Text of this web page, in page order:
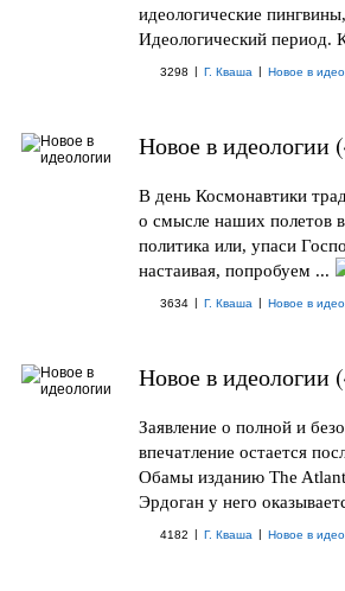
идеологические
Идеологический период.
3298 | Г. Кваша | Новое в
Новое в идеологии
В день Космонавтики
о смысле наших полетов
политика или, упаси
настаивая, попробуем ...
3634 | Г. Кваша | Новое в
Новое в идеологии
Заявление о полной и
впечатление остается
Обамы изданию The
Эрдоган у него
4182 | Г. Кваша | Новое в